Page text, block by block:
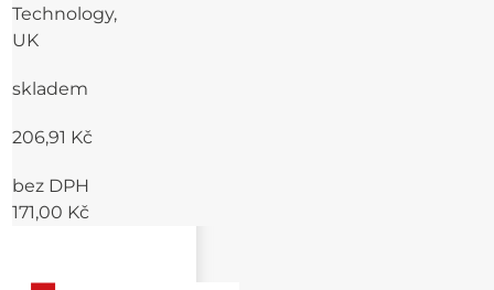
Technology,
UK
skladem
206,91 Kč
bez DPH
171,00 Kč